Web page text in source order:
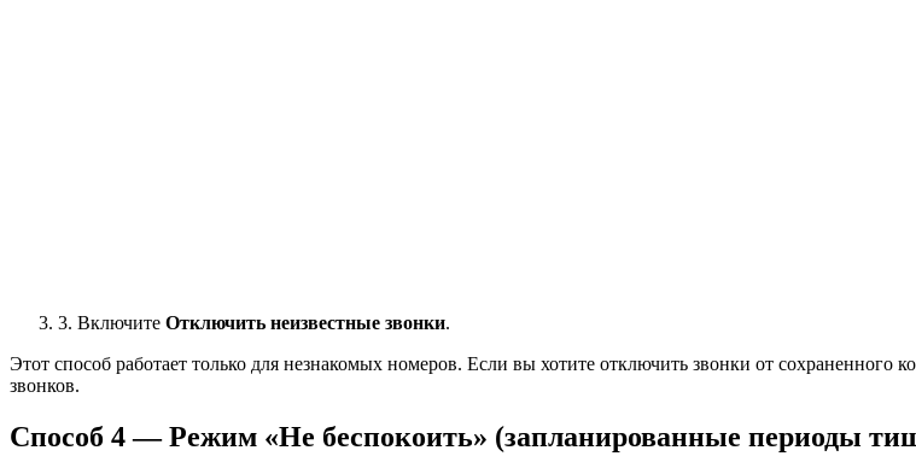
3. Включите Отключить неизвестные звонки.
Этот способ работает только для незнакомых номеров. Если вы хотите отключить звонки от
звонков.
Способ 4 — Режим «Не беспокоить» (запланированные периоды